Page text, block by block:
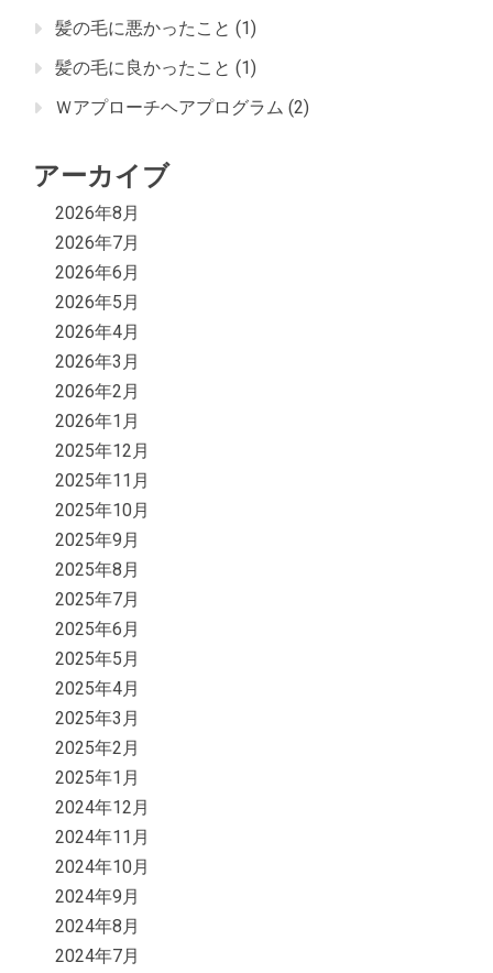
髪の毛に悪かったこと (1)
髪の毛に良かったこと (1)
Ｗアプローチヘアプログラム (2)
アーカイブ
2026年8月
2026年7月
2026年6月
2026年5月
2026年4月
2026年3月
2026年2月
2026年1月
2025年12月
2025年11月
2025年10月
2025年9月
2025年8月
2025年7月
2025年6月
2025年5月
2025年4月
2025年3月
2025年2月
2025年1月
2024年12月
2024年11月
2024年10月
2024年9月
2024年8月
2024年7月